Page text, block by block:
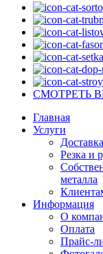
СМОТРЕТЬ
Главная
Услуги
Доставка
Резка и
металла
Информация
О
Оплата
Прайс-